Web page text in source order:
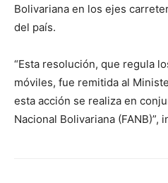
Bolivariana en los ejes
del país.
“Esta resolución, que regula
móviles, fue remitida al
esta acción se realiza en
Nacional Bolivariana (FANB)”,